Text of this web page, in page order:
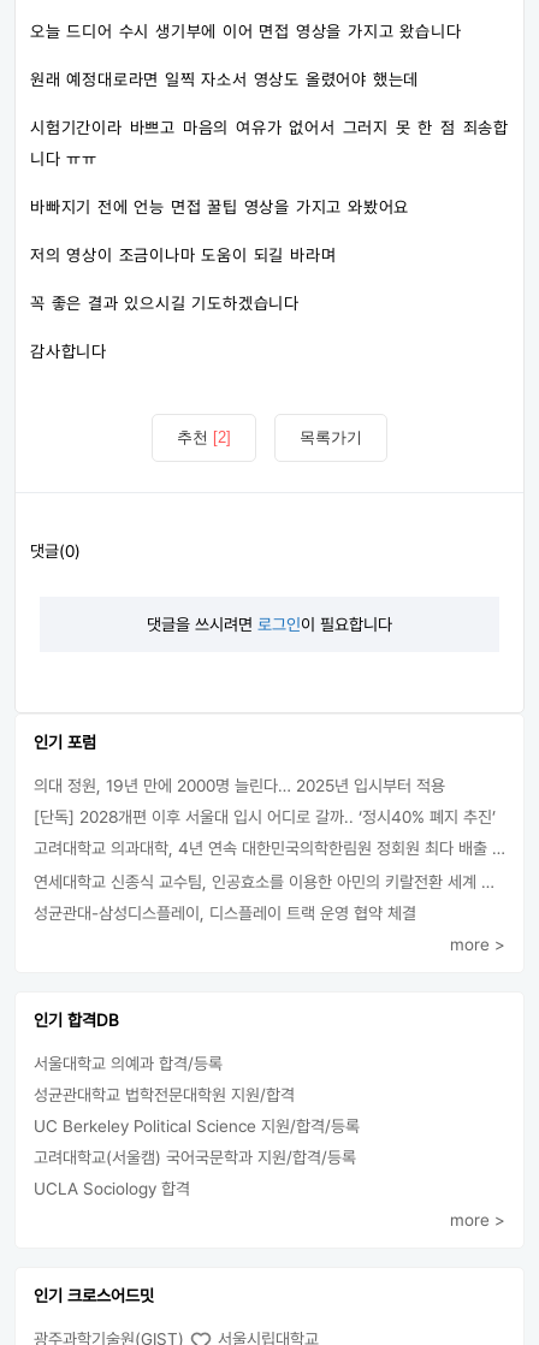
오늘 드디어 수시 생기부에 이어 면접 영상을 가지고 왔습니다
원래 예정대로라면 일찍 자소서 영상도 올렸어야 했는데
시험기간이라 바쁘고 마음의 여유가 없어서 그러지 못 한 점 죄송합
니다 ㅠㅠ
바빠지기 전에 언능 면접 꿀팁 영상을 가지고 와봤어요
저의 영상이 조금이나마 도움이 되길 바라며
꼭 좋은 결과 있으시길 기도하겠습니다
감사합니다
추천 [2] 목록가기
댓글(0)
댓글을 쓰시려면 로그인이 필요합니다
인기 포럼
의대 정원, 19년 만에 2000명 늘린다… 2025년 입시부터 적용
[단독] 2028개편 이후 서울대 입시 어디로 갈까.. ‘정시40% 폐지 추진’
고려대학교 의과대학, 4년 연속 대한민국의학한림원 정회원 최다 배출 外
연세대학교 신종식 교수팀, 인공효소를 이용한 아민의 키랄전환 세계 최초로 성공
성균관대-삼성디스플레이, 디스플레이 트랙 운영 협약 체결
more >
인기 합격DB
서울대학교 의예과 합격/등록
성균관대학교 법학전문대학원 지원/합격
UC Berkeley Political Science 지원/합격/등록
고려대학교(서울캠) 국어국문학과 지원/합격/등록
UCLA Sociology 합격
more >
인기 크로스어드밋
광주과학기술원(GIST) 서울시립대학교